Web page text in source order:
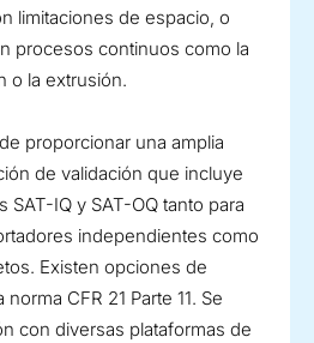
limitaciones de espacio, o
procesos continuos como la
o la extrusión.
proporcionar una amplia
de validación que incluye
SAT-IQ y SAT-OQ tanto para
independientes como
Existen opciones de
CFR 21 Parte 11. Se
con diversas plataformas de